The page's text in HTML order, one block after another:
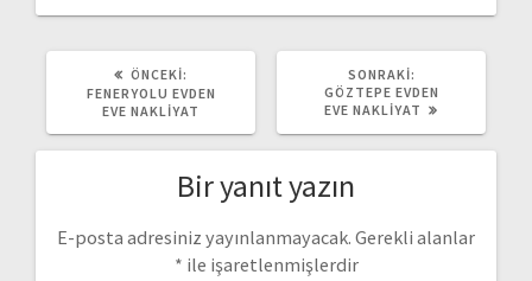
ÖNCEKI:
YAZI:
FENERYOLU EVDEN
EVE NAKLIYAT
SONRAKI:
YAZI:
GÖZTEPE EVDEN
EVE NAKLIYAT
Bir yanıt yazın
E-posta adresiniz yayınlanmayacak. Gerekli alanlar
* ile işaretlenmişlerdir